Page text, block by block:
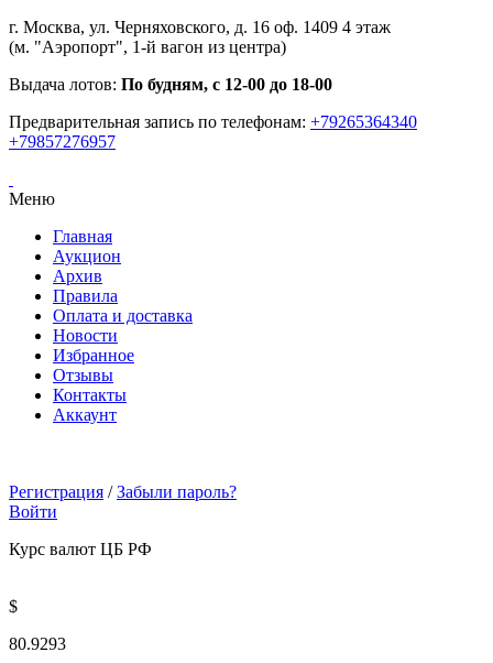
г. Москва, ул. Черняховского, д. 16 оф. 1409 4 этаж
(м. "Аэропорт", 1-й вагон из центра)
Выдача лотов: По будням, с 12-00 до 18-00
Предварительная запись по телефонам: +79265364340
+79857276957
Меню
Главная
Аукцион
Архив
Правила
Оплата и доставка
Новости
Избранное
Отзывы
Контакты
Аккаунт
Регистрация / Забыли пароль?
Войти
Курс валют ЦБ РФ
$
80.9293